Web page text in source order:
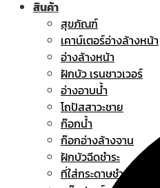
สินค้า
สุขภัณฑ์
เคาน์เตอร์อ่างล้างหน้า
อ่างล้างหน้า
ฝักบัว เรนชาวเวอร์
อ่างอาบน้ำ
โถปัสสาวะชาย
ก๊อกน้ำ
ก๊อกอ่างล้างจาน
ฝักบัวฉีดชำระ
ที่ใส่กระดาษชำระ